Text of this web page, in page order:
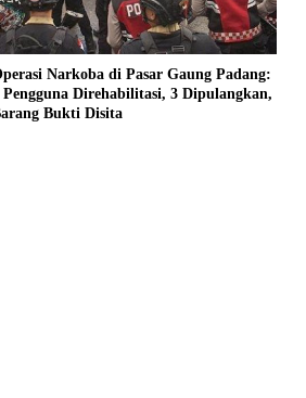
Narkoba di Pasar Gaung Padang:
Pengguna Direhabilitasi, 3 Dipulangkan,
Bukti Disita